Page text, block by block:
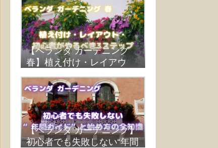
策・おすすめ植物まで解説
【ベランダ ガーデニング
春】植え付け・レイアウ
ト・初心者がやるべき3ス
テップ
【ベランダ ガーデニング】
初心者でも失敗しない“年間